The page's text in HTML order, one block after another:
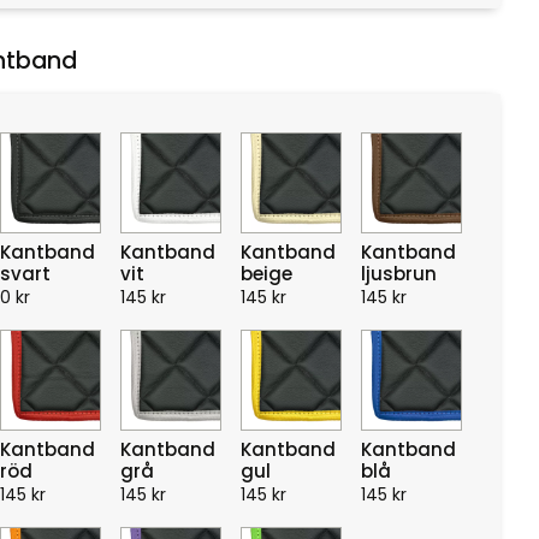
Kantband
svart
0 kr
Kantband
vit
145 kr
Kantband
beige
145 kr
Kantband
ljusbrun
145 kr
Kantband
röd
145 kr
Kantband
grå
145 kr
Kantband
gul
145 kr
Kantband
blå
145 kr